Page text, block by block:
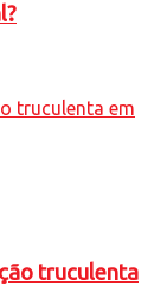
truculenta